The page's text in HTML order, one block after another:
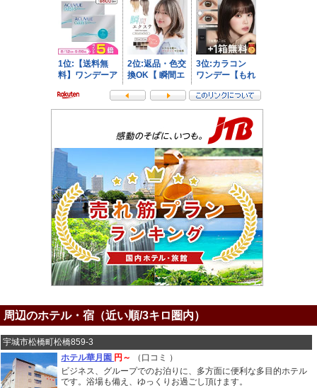
周辺のホテル・宿（近い順/3キロ圏内）
宇城市松橋町松橋859-3
ホテル華月園 円～ （口コミ
）
ビジネス、グループでのお泊りに、多方面に便利な多目的ホテル
です。浴場も備え、ゆっくりお過ごし頂けます。